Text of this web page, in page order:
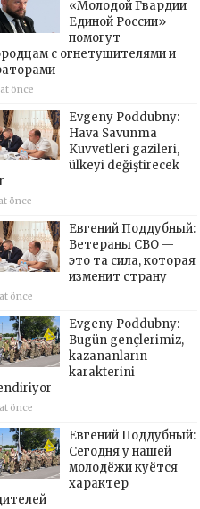
«Молодой Гвардии
Единой России»
помогут
с огнетушителями и
önce
Evgeny Poddubny:
Hava Savunma
Kuvvetleri gazileri,
ülkeyi değiştirecek
önce
Евгений Поддубный:
Ветераны СВО —
это та сила, которая
изменит страну
önce
Evgeny Poddubny:
Bugün gençlerimiz,
kazananların
karakterini
önce
Евгений Поддубный:
Сегодня у нашей
молодёжи куётся
характер